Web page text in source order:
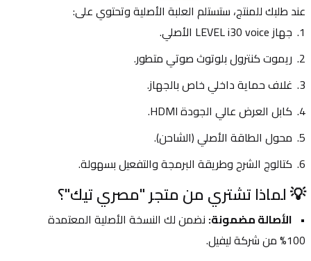
عند طلبك للمنتج، ستستلم العلبة الأصلية وتحتوي على:
جهاز LEVEL i30 voice الأصلي.
ريموت كنترول بلوتوث صوتي متطور.
غلاف حماية داخلي خاص بالجهاز.
كابل العرض عالي الجودة HDMI.
محول الطاقة الأصلي (الشاحن).
كتالوج الشرح وطريقة البرمجة والتفعيل بسهولة.
💡 لماذا تشتري من متجر "مصري تيك"؟
الأصالة مضمونة:
100% من شركة ليفيل.